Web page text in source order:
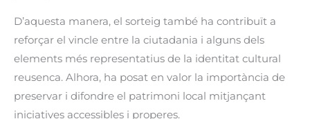
D’aquesta manera, el sorteig també ha contribuït a
reforçar el vincle entre la ciutadania i alguns dels
elements més representatius de la identitat cultural
reusenca. Alhora, ha posat en valor la importància de
preservar i difondre el patrimoni local mitjançant
iniciatives accessibles i properes.